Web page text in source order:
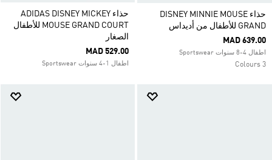
حذاء DISNEY MINNIE MOUSE
GRAND للأطفال من أديداس
MAD 639.00
اطفال 4-8 سنوات Sportswear
3 Colours
حذاء ADIDAS DISNEY MICKEY
MOUSE GRAND COURT للأطفال
الصغار
MAD 529.00
اطفال 1-4 سنوات Sportswear